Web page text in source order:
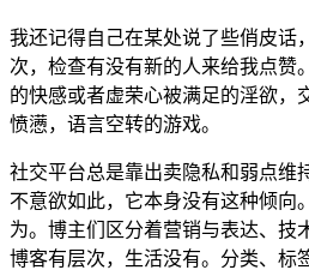
我还记得自己在某处说了些俏皮话
次，检查有没有新的人来给我点赞
的快感或者虚荣心被满足的淫欲，
愤懑，语言空转的游戏。
社交平台总是靠出卖隐私和弱点维
不意欲如此，它本身没有这种倾向
为。博主们区分着营销与表达、技
博客有层次，生活没有。分类、标